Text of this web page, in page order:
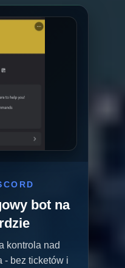
bot na
kontrola nad
- bez ticketów i